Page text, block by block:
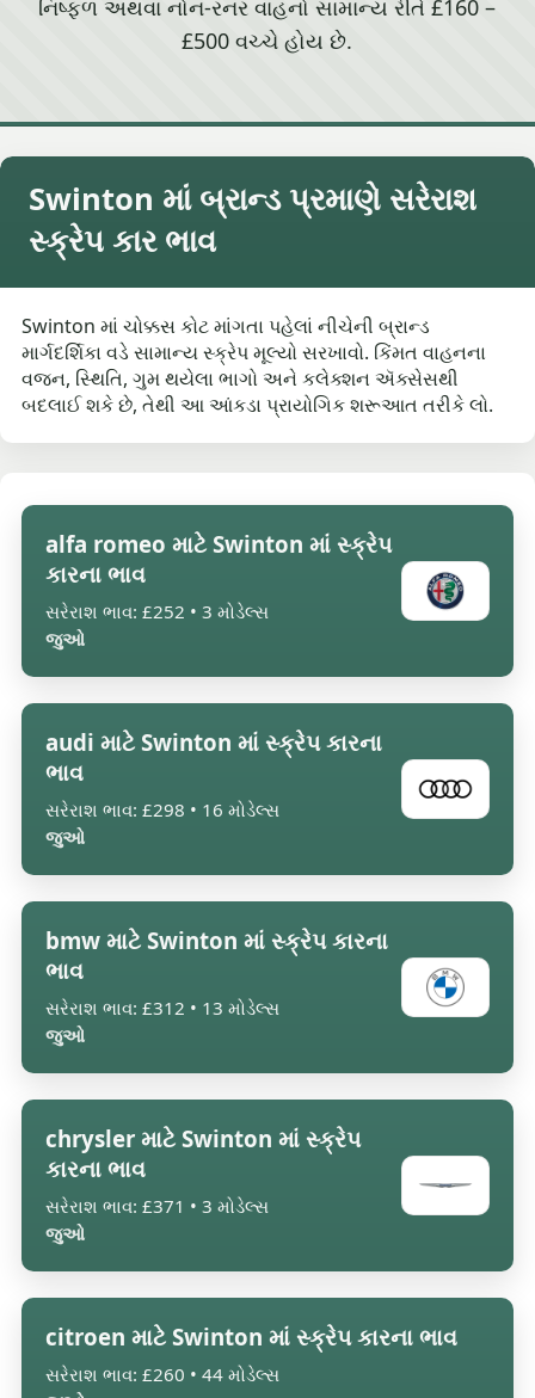
નિષ્ફળ અથવા નોન-રનર વાહનો સામાન્ય રીતે £160 –
£500 વચ્ચે હોય છે.
Swinton માં બ્રાન્ડ પ્રમાણે સરેરાશ
સ્ક્રેપ કાર ભાવ
Swinton માં ચોક્કસ કોટ માંગતા પહેલાં નીચેની બ્રાન્ડ
માર્ગદર્શિકા વડે સામાન્ય સ્ક્રેપ મૂલ્યો સરખાવો. કિંમત વાહનના
વજન, સ્થિતિ, ગુમ થયેલા ભાગો અને કલેક્શન ઍક્સેસથી
બદલાઈ શકે છે, તેથી આ આંકડા પ્રાયોગિક શરૂઆત તરીકે લો.
alfa romeo માટે Swinton માં સ્ક્રેપ
કારના ભાવ
સરેરાશ ભાવ: £252 • 3 મોડેલ્સ
જુઓ
audi માટે Swinton માં સ્ક્રેપ કારના
ભાવ
સરેરાશ ભાવ: £298 • 16 મોડેલ્સ
જુઓ
bmw માટે Swinton માં સ્ક્રેપ કારના
ભાવ
સરેરાશ ભાવ: £312 • 13 મોડેલ્સ
જુઓ
chrysler માટે Swinton માં સ્ક્રેપ
કારના ભાવ
સરેરાશ ભાવ: £371 • 3 મોડેલ્સ
જુઓ
citroen માટે Swinton માં સ્ક્રેપ કારના ભાવ
સરેરાશ ભાવ: £260 • 44 મોડેલ્સ